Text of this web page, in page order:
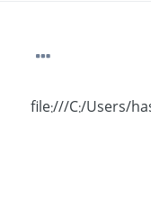
file:///C:/Users/